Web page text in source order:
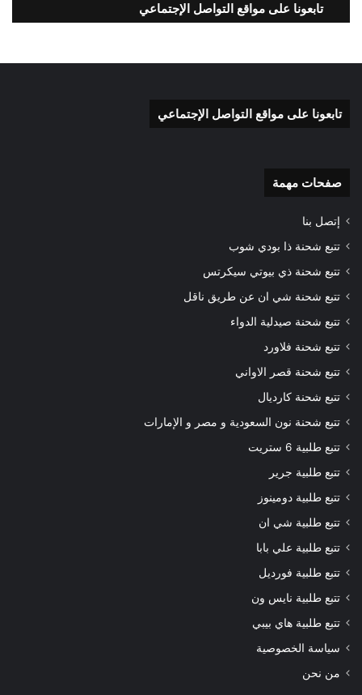
تابعونا على مواقع التواصل الإجتماعي
تابعونا على مواقع التواصل الإجتماعي
صفحات مهمة
إتصل بنا
تتبع شحنة ذا بودي شوب
تتبع شحنة ذي بيوتي سيكرتس
تتبع شحنة شي ان عن طريق ناقل
تتبع شحنة صيدلية الدواء
تتبع شحنة فلاورد
تتبع شحنة قصر الاواني
تتبع شحنة كارديال
تتبع شحنة نون السعودية و مصر و الإمارات
تتبع طلبية 6 ستريت
تتبع طلبية جرير
تتبع طلبية دومينوز
تتبع طلبية شي ان
تتبع طلبية علي بابا
تتبع طلبية فورديل
تتبع طلبية نايس ون
تتبع طلبية هاي بيبي
سياسة الخصوصية
من نحن